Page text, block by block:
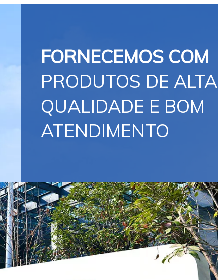
FORNECEMOS COM
PRODUTOS DE ALTA
QUALIDADE E BOM
ATENDIMENTO